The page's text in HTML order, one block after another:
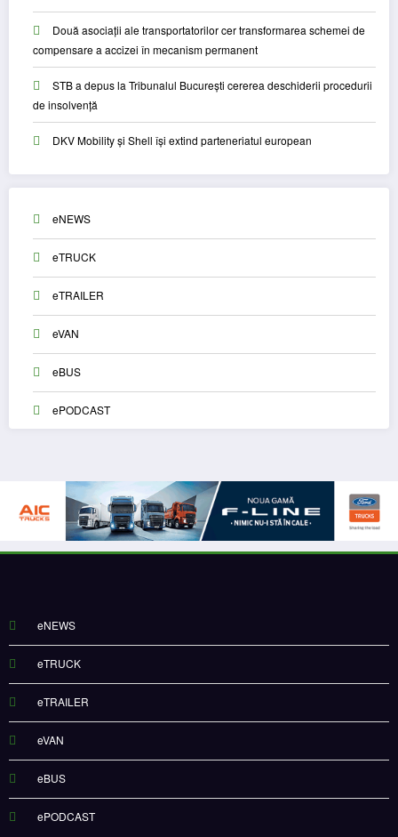
Două asociații ale transportatorilor cer transformarea schemei de
compensare a accizei în mecanism permanent
STB a depus la Tribunalul București cererea deschiderii procedurii
de insolvență
DKV Mobility și Shell își extind parteneriatul european
eNEWS
eTRUCK
eTRAILER
eVAN
eBUS
ePODCAST
eNEWS
eTRUCK
eTRAILER
eVAN
eBUS
ePODCAST